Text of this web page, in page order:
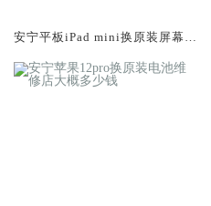
安宁平板iPad mini换原装屏幕服